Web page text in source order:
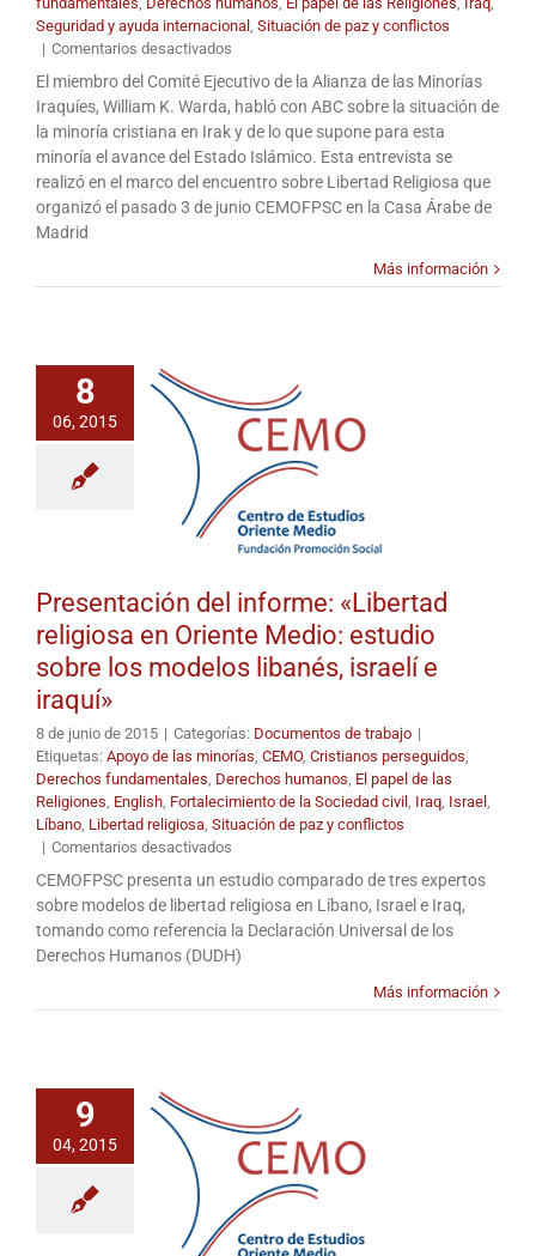
Seguridad y ayuda internacional , Situación de paz y conflictos
| Comentarios desactivados
Entrevista
a
William
K.
Warda
en
el
cristianos
en
Irak
El miembro del Comité Ejecutivo de la Alianza de las Minorías
Iraquíes, William K. Warda, habló con ABC sobre la situación de
la minoría cristiana en Irak y de lo que supone para esta
minoría el avance del Estado Islámico. Esta entrevista se
realizó en el marco del encuentro sobre Libertad Religiosa que
organizó el pasado 3 de junio CEMOFPSC en la Casa Árabe de
Madrid
Más información
8
06, 2015
Presentación del informe: «Libertad
religiosa en Oriente Medio: estudio
sobre los modelos libanés, israelí e
iraquí»
8 de junio de 2015 | Categorías: Documentos de trabajo |
Etiquetas: Apoyo de las minorías, CEMO, Cristianos perseguidos,
Derechos fundamentales, Derechos humanos, El papel de las
Religiones, English, Fortalecimiento de la Sociedad civil , Iraq, Israel ,
Líbano, Libertad religiosa, Situación de paz y conflictos
| Comentarios desactivados
Presentación
del
informe:
«Libertad
religiosa
Oriente
modelos
libanés,
israelí
iraquí»
CEMOFPSC presenta un estudio comparado de tres expertos
sobre modelos de libertad religiosa en Líbano, Israel e Iraq,
tomando como referencia la Declaración Universal de los
Derechos Humanos (DUDH)
Más información
9
04, 2015